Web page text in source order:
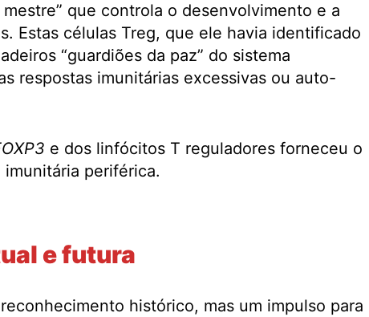
que controla o desenvolvimento e a
Estas células Treg, que ele havia identificado
“guardiões da paz” do sistema
respostas imunitárias excessivas ou auto-
e dos linfócitos T reguladores forneceu o
periférica.
e futura
histórico, mas um impulso para